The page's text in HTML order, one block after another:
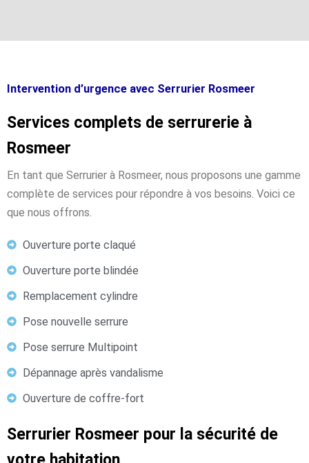
Intervention d’urgence avec Serrurier Rosmeer
Services complets de serrurerie à
Rosmeer
En tant que Serrurier à Rosmeer, nous proposons une gamme
complète de services pour répondre à vos besoins. Voici ce
que nous offrons.
Ouverture porte claqué
Ouverture porte blindée
Remplacement cylindre
Pose nouvelle serrure
Pose serrure Multipoint
Dépannage après vandalisme
Ouverture de coffre-fort
Serrurier Rosmeer pour la sécurité de